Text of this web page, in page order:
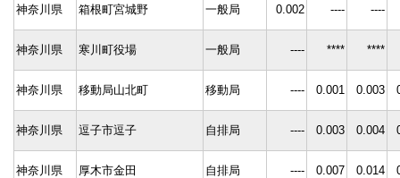
神奈川県 箱根町宮城野 一般局 0.002 ---- ----
神奈川県 寒川町役場 一般局 ---- **** ****
神奈川県 移動局山北町 移動局 ---- 0.001 0.003
神奈川県 逗子市逗子 自排局 ---- 0.003 0.004
神奈川県 厚木市金田 自排局 ---- 0.007 0.014